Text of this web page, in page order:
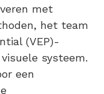
met
het team
(VEP)-
systeem.
een